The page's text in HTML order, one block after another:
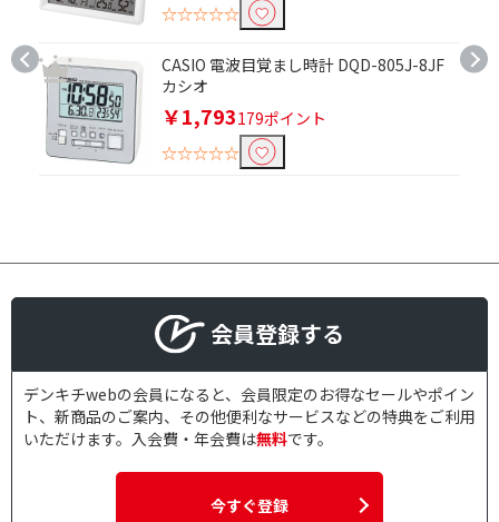
☆☆☆☆☆
CASIO 電波目覚まし時計 DQD-805J-8JF
カシオ
￥1,793179ポイント
☆☆☆☆☆
会員登録する
デンキチwebの会員になると、会員限定のお得なセールやポイン
ト、新商品のご案内、その他便利なサービスなどの特典をご利用
いただけます。入会費・年会費は無料です。
今すぐ登録